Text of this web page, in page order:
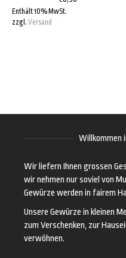
Enthält 10% MwSt.
zzgl. Versand
Willkommen
Wir liefern Ihnen grossen
wir nehmen nur soviel von
Gewürze werden in fairem
Unsere Gewürze in kleinen
zum Verschenken, zur
verwöhnen.